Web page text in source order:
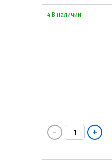
4 В наличии